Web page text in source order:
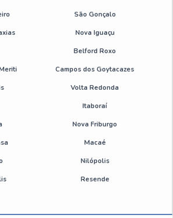
de torre de resfriamento preço
de água de caldeiras industriais
tratamento de água
tratamento de água industrial
tratamento de efluentes em sp
São Gonçalo
Nova Iguaçu
Belford Roxo
Campos dos Goytacazes
Volta Redonda
Itaboraí
Nova Friburgo
Macaé
Nilópolis
Resende